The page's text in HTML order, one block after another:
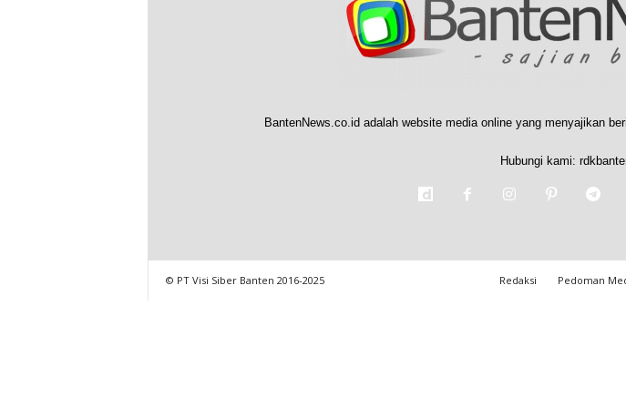
BantenNews.co.id adalah website media online yang menyajikan
Hubungi kami:
Redaksi Pedoman
© PT Visi Siber Banten 2016-2025